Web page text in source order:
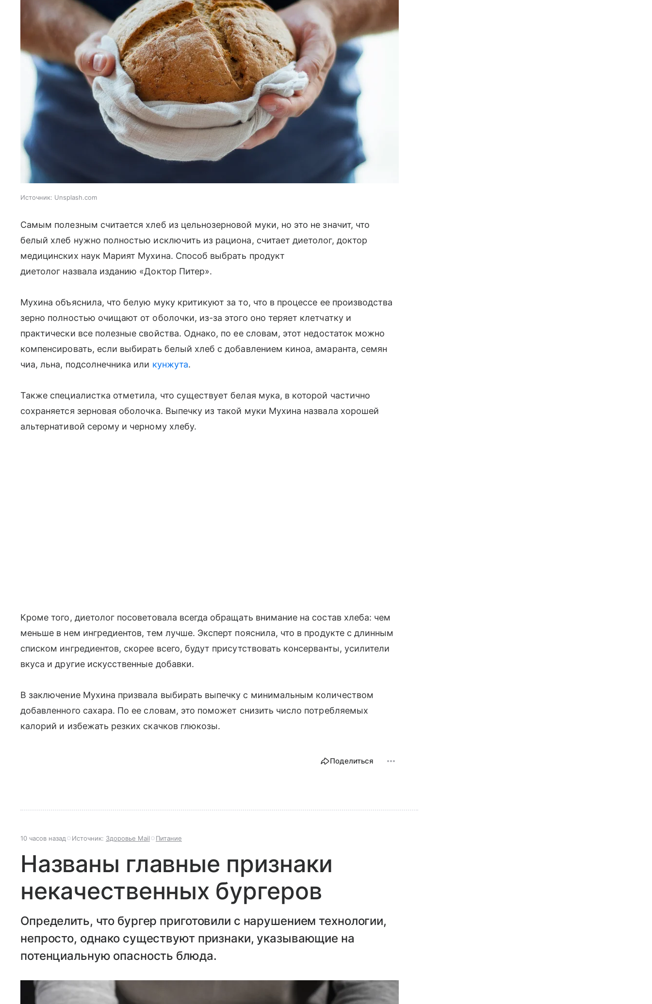
Источник: Unsplash.com
Самым полезным считается хлеб из цельнозерновой муки, но это не значит, что
белый хлеб нужно полностью исключить из рациона, считает диетолог, доктор
медицинских наук Марият Мухина. Способ выбрать продукт
диетолог назвала изданию «Доктор Питер».
Мухина объяснила, что белую муку критикуют за то, что в процессе ее производства
зерно полностью очищают от оболочки, из-за этого оно теряет клетчатку и
практически все полезные свойства. Однако, по ее словам, этот недостаток можно
компенсировать, если выбирать белый хлеб с добавлением киноа, амаранта, семян
чиа, льна, подсолнечника или кунжута.
Также специалистка отметила, что существует белая мука, в которой частично
сохраняется зерновая оболочка. Выпечку из такой муки Мухина назвала хорошей
альтернативой серому и черному хлебу.
Кроме того, диетолог посоветовала всегда обращать внимание на состав хлеба: чем
меньше в нем ингредиентов, тем лучше. Эксперт пояснила, что в продукте с длинным
списком ингредиентов, скорее всего, будут присутствовать консерванты, усилители
вкуса и другие искусственные добавки.
В заключение Мухина призвала выбирать выпечку с минимальным количеством
добавленного сахара. По ее словам, это поможет снизить число потребляемых
калорий и избежать резких скачков глюкозы.
Поделиться
10 часов назад Источник: Здоровье Mail Питание
Названы главные признаки
некачественных бургеров
Определить, что бургер приготовили с нарушением технологии,
непросто, однако существуют признаки, указывающие на
потенциальную опасность блюда.